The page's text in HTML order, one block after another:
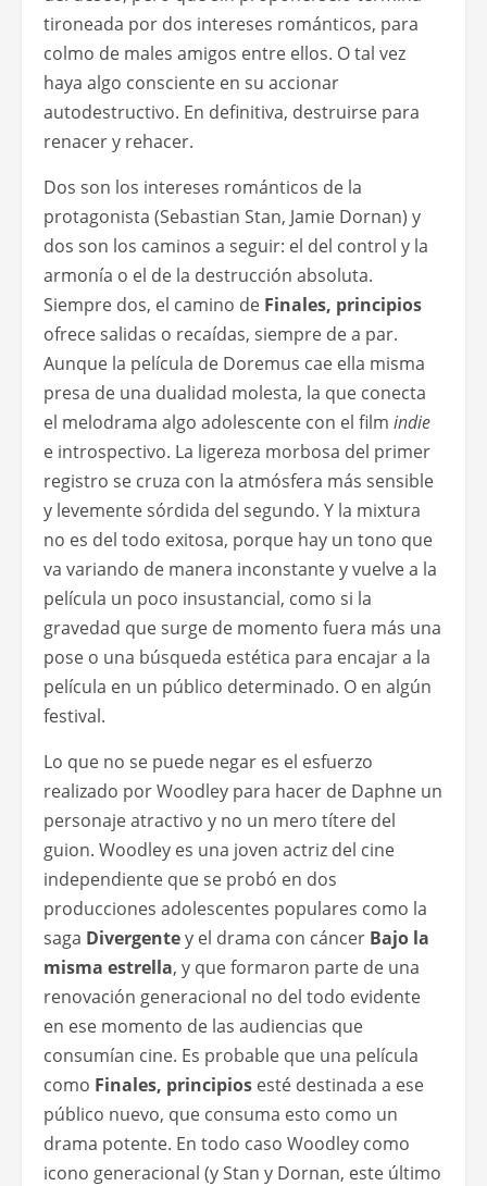
tironeada por dos intereses románticos, para
colmo de males amigos entre ellos. O tal vez
haya algo consciente en su accionar
autodestructivo. En definitiva, destruirse para
renacer y rehacer.
Dos son los intereses románticos de la
protagonista (Sebastian Stan, Jamie Dornan) y
dos son los caminos a seguir: el del control y la
armonía o el de la destrucción absoluta.
Siempre dos, el camino de Finales, principios
ofrece salidas o recaídas, siempre de a par.
Aunque la película de Doremus cae ella misma
presa de una dualidad molesta, la que conecta
el melodrama algo adolescente con el film indie
e introspectivo. La ligereza morbosa del primer
registro se cruza con la atmósfera más sensible
y levemente sórdida del segundo. Y la mixtura
no es del todo exitosa, porque hay un tono que
va variando de manera inconstante y vuelve a la
película un poco insustancial, como si la
gravedad que surge de momento fuera más una
pose o una búsqueda estética para encajar a la
película en un público determinado. O en algún
festival.
Lo que no se puede negar es el esfuerzo
realizado por Woodley para hacer de Daphne un
personaje atractivo y no un mero títere del
guion. Woodley es una joven actriz del cine
independiente que se probó en dos
producciones adolescentes populares como la
saga Divergentey el drama con cáncer Bajo la
misma estrella, y que formaron parte de una
renovación generacional no del todo evidente
en ese momento de las audiencias que
consumían cine. Es probable que una película
como Finales, principios esté destinada a ese
público nuevo, que consuma esto como un
drama potente. En todo caso Woodley como
icono generacional (y Stan y Dornan, este último